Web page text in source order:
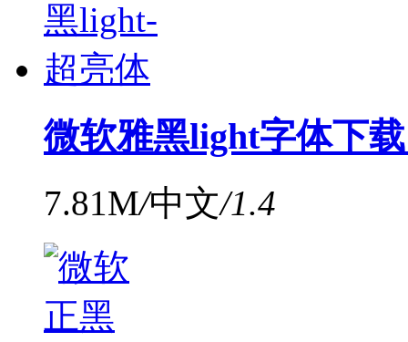
微软雅黑light字体下
7.81M/中文/1.4